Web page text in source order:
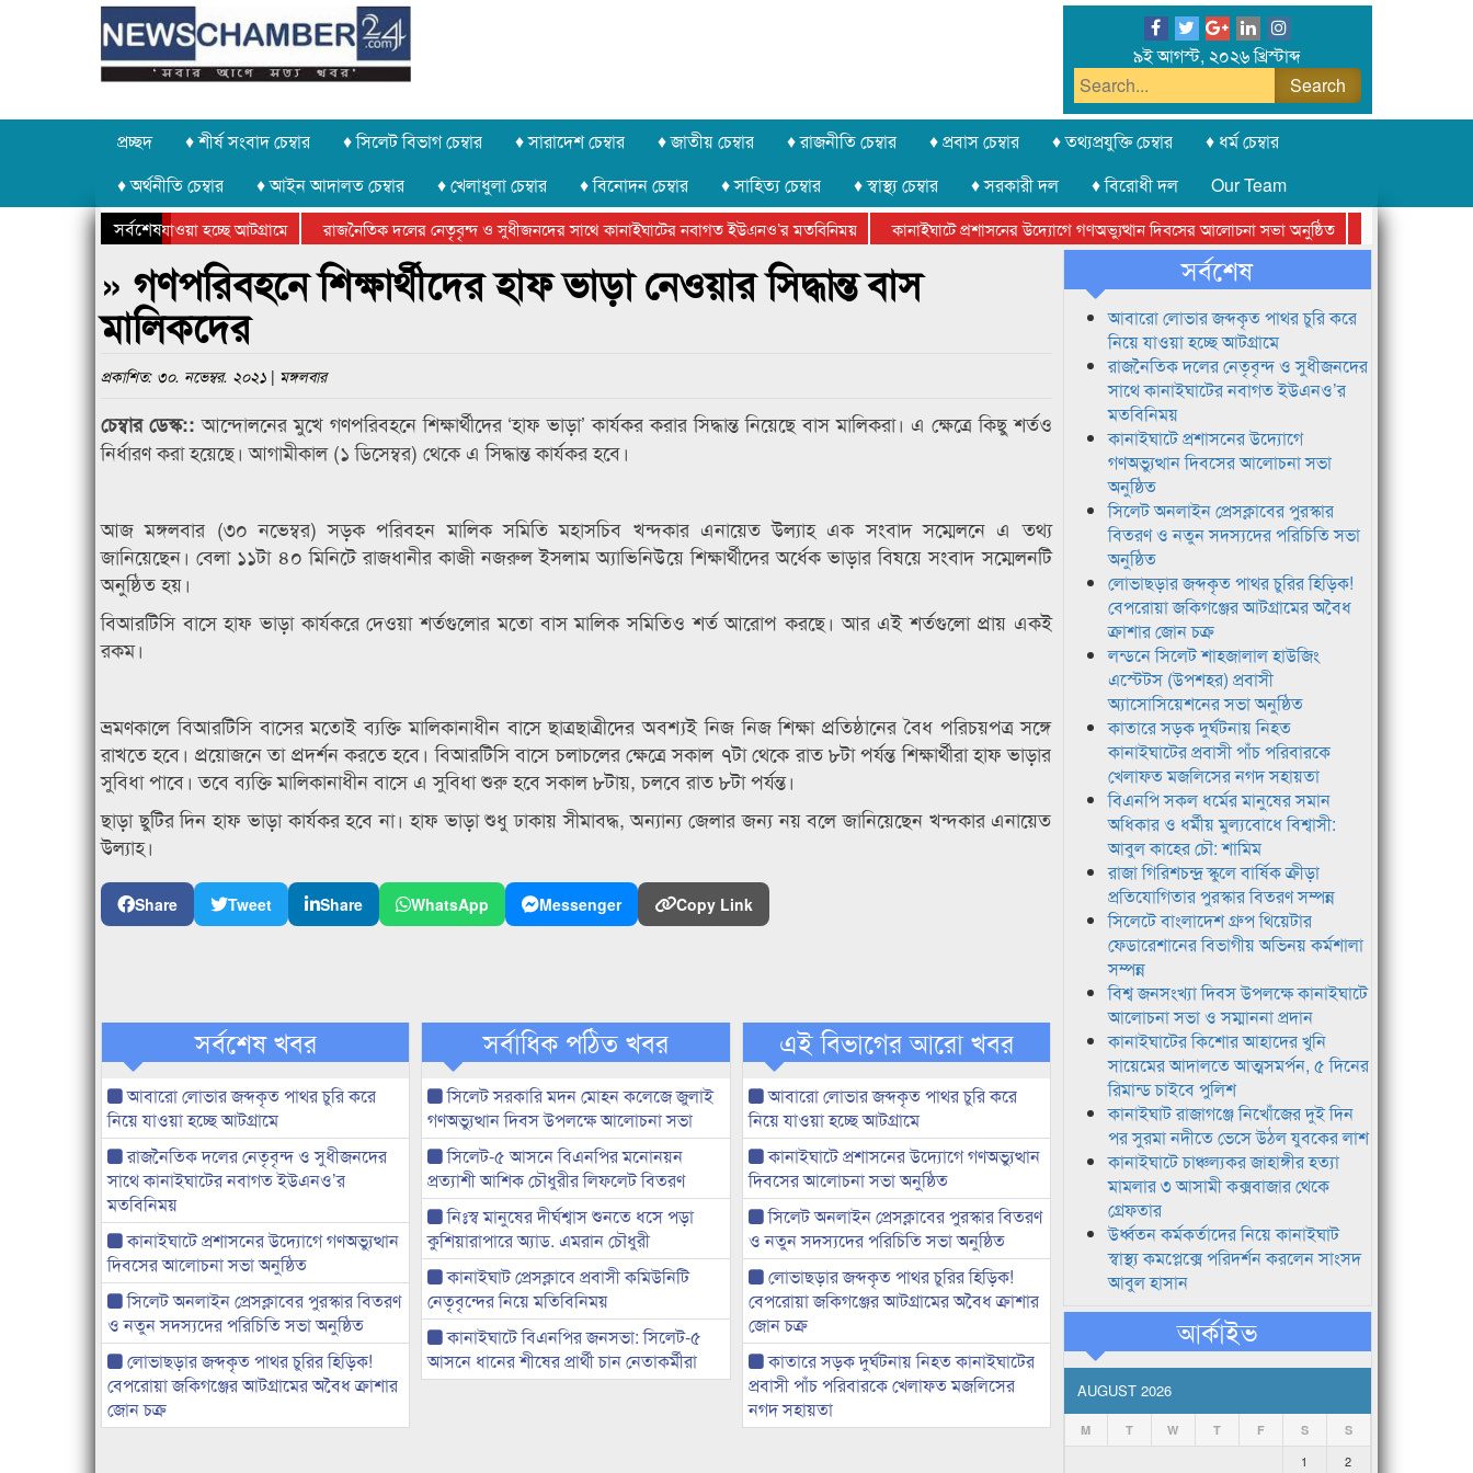
৯ই আগস্ট, ২০২৬ খ্রিস্টাব্দ
প্রচ্ছদ ♦ শীর্ষ সংবাদ চেম্বার ♦ সিলেট বিভাগ চেম্বার ♦ সারাদেশ চেম্বার ♦ জাতীয় চেম্বার ♦ রাজনীতি চেম্বার ♦ প্রবাস চেম্বার ♦ তথ্যপ্রযুক্তি চেম্বার
♦ ধর্ম চেম্বার
♦ অর্থনীতি চেম্বার
♦ আইন আদালত চেম্বার ♦ খেলাধুলা চেম্বার ♦ বিনোদন চেম্বার ♦ সাহিত্য চেম্বার ♦ স্বাস্থ্য চেম্বার ♦ সরকারী দল ♦ বিরোধী দল
Our Team
সর্বশেষ
চুরি করে নিয়ে যাওয়া হচ্ছে আটগ্রামে রাজনৈতিক দলের নেতৃবৃন্দ ও সুধীজনদের সাথে কানাইঘাটের নবাগত ইউএনও’র মতবিনিময় কানাইঘাটে প্রশাসনের উদ্যোগে গণঅভ্যুত্থান দিবসের আলোচনা সভা অনুষ্ঠিত
সিলেট অনলাইন
ক্রীড়া প্রতিযোগিতার পুরস্কার বিতরণ সম্পন্ন
সিলেটে বাংলাদেশ গ্রুপ থিয়েটার ফেডারেশানের বিভাগীয় অভিনয় কর্মশালা সম্পন্ন
» গণপরিবহনে শিক্ষার্থীদের হাফ ভাড়া নেওয়ার সিদ্ধান্ত বাস
মালিকদের
প্রকাশিত: ৩০. নভেম্বর. ২০২১ | মঙ্গলবার
চেম্বার ডেস্ক::আন্দোলনের মুখে গণপরিবহনে শিক্ষার্থীদের ‘হাফ ভাড়া’ কার্যকর করার সিদ্ধান্ত নিয়েছে বাস মালিকরা। এ ক্ষেত্রে কিছু শর্তও
নির্ধারণ করা হয়েছে। আগামীকাল (১ ডিসেম্বর) থেকে এ সিদ্ধান্ত কার্যকর হবে।
আজ মঙ্গলবার (৩০ নভেম্বর) সড়ক পরিবহন মালিক সমিতি মহাসচিব খন্দকার এনায়েত উল্যাহ এক সংবাদ সম্মেলনে এ তথ্য
জানিয়েছেন। বেলা ১১টা ৪০ মিনিটে রাজধানীর কাজী নজরুল ইসলাম অ্যাভিনিউয়ে শিক্ষার্থীদের অর্ধেক ভাড়ার বিষয়ে সংবাদ সম্মেলনটি
অনুষ্ঠিত হয়।
বিআরটিসি বাসে হাফ ভাড়া কার্যকরে দেওয়া শর্তগুলোর মতো বাস মালিক সমিতিও শর্ত আরোপ করছে। আর এই শর্তগুলো প্রায় একই
রকম।
ভ্রমণকালে বিআরটিসি বাসের মতোই ব্যক্তি মালিকানাধীন বাসে ছাত্রছাত্রীদের অবশ্যই নিজ নিজ শিক্ষা প্রতিষ্ঠানের বৈধ পরিচয়পত্র সঙ্গে
রাখতে হবে। প্রয়োজনে তা প্রদর্শন করতে হবে। বিআরটিসি বাসে চলাচলের ক্ষেত্রে সকাল ৭টা থেকে রাত ৮টা পর্যন্ত শিক্ষার্থীরা হাফ ভাড়ার
সুবিধা পাবে। তবে ব্যক্তি মালিকানাধীন বাসে এ সুবিধা শুরু হবে সকাল ৮টায়, চলবে রাত ৮টা পর্যন্ত।
ছাড়া ছুটির দিন হাফ ভাড়া কার্যকর হবে না। হাফ ভাড়া শুধু ঢাকায় সীমাবদ্ধ, অন্যান্য জেলার জন্য নয় বলে জানিয়েছেন খন্দকার এনায়েত
উল্যাহ।
Share Tweet Share WhatsApp Messenger Copy Link
সর্বশেষ খবর
আবারো লোভার জব্দকৃত পাথর চুরি করে
নিয়ে যাওয়া হচ্ছে আটগ্রামে
রাজনৈতিক দলের নেতৃবৃন্দ ও সুধীজনদের
সাথে কানাইঘাটের নবাগত ইউএনও’র
মতবিনিময়
কানাইঘাটে প্রশাসনের উদ্যোগে গণঅভ্যুত্থান
দিবসের আলোচনা সভা অনুষ্ঠিত
সিলেট অনলাইন প্রেসক্লাবের পুরস্কার বিতরণ
ও নতুন সদস্যদের পরিচিতি সভা অনুষ্ঠিত
লোভাছড়ার জব্দকৃত পাথর চুরির হিড়িক!
বেপরোয়া জকিগঞ্জের আটগ্রামের অবৈধ ক্রাশার
জোন চক্র
সর্বাধিক পঠিত খবর
সিলেট সরকারি মদন মোহন কলেজে জুলাই
গণঅভ্যুত্থান দিবস উপলক্ষে আলোচনা সভা
সিলেট-৫ আসনে বিএনপির মনোনয়ন
প্রত্যাশী আশিক চৌধুরীর লিফলেট বিতরণ
নিঃস্ব মানুষের দীর্ঘশ্বাস শুনতে ধসে পড়া
কুশিয়ারাপারে অ্যাড. এমরান চৌধুরী
কানাইঘাট প্রেসক্লাবে প্রবাসী কমিউনিটি
নেতৃবৃন্দের নিয়ে মতিবিনিময়
কানাইঘাটে বিএনপির জনসভা: সিলেট-৫
আসনে ধানের শীষের প্রার্থী চান নেতাকর্মীরা
এই বিভাগের আরো খবর
আবারো লোভার জব্দকৃত পাথর চুরি করে
নিয়ে যাওয়া হচ্ছে আটগ্রামে
কানাইঘাটে প্রশাসনের উদ্যোগে গণঅভ্যুত্থান
দিবসের আলোচনা সভা অনুষ্ঠিত
সিলেট অনলাইন প্রেসক্লাবের পুরস্কার বিতরণ
ও নতুন সদস্যদের পরিচিতি সভা অনুষ্ঠিত
লোভাছড়ার জব্দকৃত পাথর চুরির হিড়িক!
বেপরোয়া জকিগঞ্জের আটগ্রামের অবৈধ ক্রাশার
জোন চক্র
কাতারে সড়ক দুর্ঘটনায় নিহত কানাইঘাটের
প্রবাসী পাঁচ পরিবারকে খেলাফত মজলিসের
নগদ সহায়তা
সর্বশেষ
আবারো লোভার জব্দকৃত পাথর চুরি করে
নিয়ে যাওয়া হচ্ছে আটগ্রামে
রাজনৈতিক দলের নেতৃবৃন্দ ও সুধীজনদের
সাথে কানাইঘাটের নবাগত ইউএনও’র
মতবিনিময়
কানাইঘাটে প্রশাসনের উদ্যোগে
গণঅভ্যুত্থান দিবসের আলোচনা সভা
অনুষ্ঠিত
সিলেট অনলাইন প্রেসক্লাবের পুরস্কার
বিতরণ ও নতুন সদস্যদের পরিচিতি সভা
অনুষ্ঠিত
লোভাছড়ার জব্দকৃত পাথর চুরির হিড়িক!
বেপরোয়া জকিগঞ্জের আটগ্রামের অবৈধ
ক্রাশার জোন চক্র
লন্ডনে সিলেট শাহজালাল হাউজিং
এস্টেটস (উপশহর) প্রবাসী
অ্যাসোসিয়েশনের সভা অনুষ্ঠিত
কাতারে সড়ক দুর্ঘটনায় নিহত
কানাইঘাটের প্রবাসী পাঁচ পরিবারকে
খেলাফত মজলিসের নগদ সহায়তা
বিএনপি সকল ধর্মের মানুষের সমান
অধিকার ও ধর্মীয় মুল্যবোধে বিশ্বাসী:
আবুল কাহের চৌ: শামিম
রাজা গিরিশচন্দ্র স্কুলে বার্ষিক ক্রীড়া
প্রতিযোগিতার পুরস্কার বিতরণ সম্পন্ন
সিলেটে বাংলাদেশ গ্রুপ থিয়েটার
ফেডারেশানের বিভাগীয় অভিনয় কর্মশালা
সম্পন্ন
বিশ্ব জনসংখ্যা দিবস উপলক্ষে কানাইঘাটে
আলোচনা সভা ও সম্মাননা প্রদান
কানাইঘাটের কিশোর আহাদের খুনি
সায়েমের আদালতে আত্মসমর্পন, ৫ দিনের
রিমান্ড চাইবে পুলিশ
কানাইঘাট রাজাগঞ্জে নিখোঁজের দুই দিন
পর সুরমা নদীতে ভেসে উঠল যুবকের লাশ
কানাইঘাটে চাঞ্চল্যকর জাহাঙ্গীর হত্যা
মামলার ৩ আসামী কক্সবাজার থেকে
গ্রেফতার
উর্ধ্বতন কর্মকর্তাদের নিয়ে কানাইঘাট
স্বাস্থ্য কমপ্লেক্সে পরিদর্শন করলেন সাংসদ
আবুল হাসান
আর্কাইভ
AUGUST 2026
M T W T F S S
1
2